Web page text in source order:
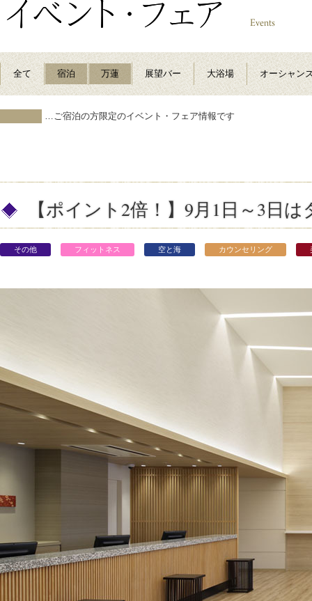
全て 宿泊 万蓮 展望バー 大浴場 オーシャン
…ご宿泊の方限定のイベント・フェア情報です
【ポイント2倍！】9月1日～3日
その他 フィットネス 空と海 カウンセリング